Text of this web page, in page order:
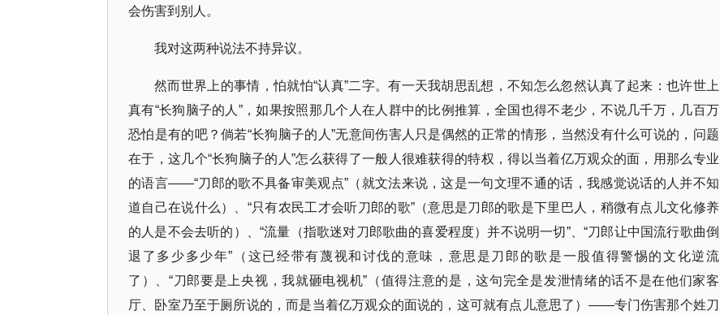
会伤害到别人。
我对这两种说法不持异议。
然而世界上的事情，怕就怕“认真”二字。有一天我胡思乱想，不知怎么忽然认真了起来：也许世上
真有“长狗脑子的人”，如果按照那几个人在人群中的比例推算，全国也得不老少，不说几千万，几百万
恐怕是有的吧？倘若“长狗脑子的人”无意间伤害人只是偶然的正常的情形，当然没有什么可说的，问题
在于，这几个“长狗脑子的人”怎么获得了一般人很难获得的特权，得以当着亿万观众的面，用那么专业
的语言——“刀郎的歌不具备审美观点”（就文法来说，这是一句文理不通的话，我感觉说话的人并不知
道自己在说什么）、“只有农民工才会听刀郎的歌”（意思是刀郎的歌是下里巴人，稍微有点儿文化修养
的人是不会去听的）、“流量（指歌迷对刀郎歌曲的喜爱程度）并不说明一切”、“刀郎让中国流行歌曲倒
退了多少多少年”（这已经带有蔑视和讨伐的意味，意思是刀郎的歌是一股值得警惕的文化逆流
了）、“刀郎要是上央视，我就砸电视机”（值得注意的是，这句完全是发泄情绪的话不是在他们家客
厅、卧室乃至于厕所说的，而是当着亿万观众的面说的，这可就有点儿意思了）——专门伤害那个姓刀